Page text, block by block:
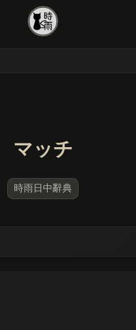
マッチ
時雨日中辭典